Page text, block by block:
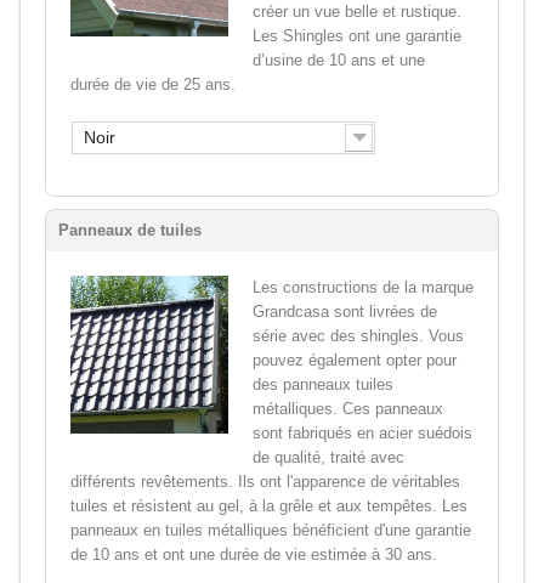
créer un vue belle et rustique.
Les Shingles ont une garantie
d’usine de 10 ans et une
durée de vie de 25 ans.
Noir
Panneaux de tuiles
Les constructions de la marque
Grandcasa sont livrées de
série avec des shingles. Vous
pouvez également opter pour
des panneaux tuiles
métalliques. Ces panneaux
sont fabriqués en acier suédois
de qualité, traité avec
différents revêtements. Ils ont l'apparence de véritables
tuiles et résistent au gel, à la grêle et aux tempêtes. Les
panneaux en tuiles métalliques bénéficient d'une garantie
de 10 ans et ont une durée de vie estimée à 30 ans.